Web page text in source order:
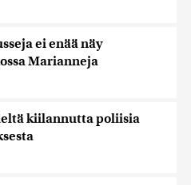
ei enää näy
Marianneja
kiilannutta poliisia